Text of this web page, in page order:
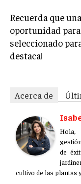
Recuerda que
oportunidad
seleccionado
destaca!
Acerca de
Hola,
de
cultivo de las plantas